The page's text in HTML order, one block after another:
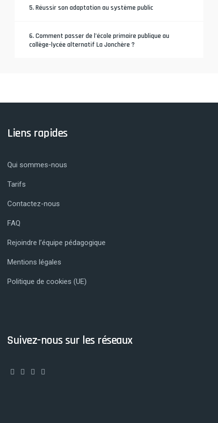
5. Réussir son adaptation au système public
6. Comment passer de l’école primaire publique au
collège-lycée alternatif La Jonchère ?
Liens rapides
Qui sommes-nous
Tarifs
Contactez-nous
FAQ
Rejoindre l’équipe pédagogique
Mentions légales
Politique de cookies (UE)
Suivez-nous sur les réseaux